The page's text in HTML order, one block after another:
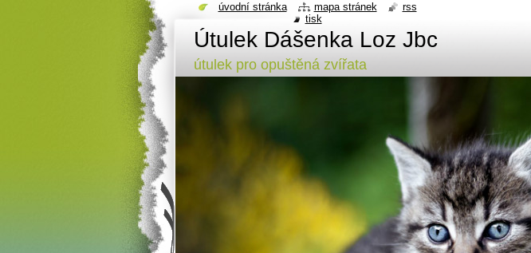
Útulek Dášenka Loz Jbc
útulek pro opuštěná zvířata
úvodní stránka mapa stránek
rss
tisk